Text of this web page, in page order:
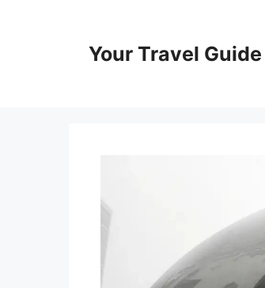
Your Travel Guide